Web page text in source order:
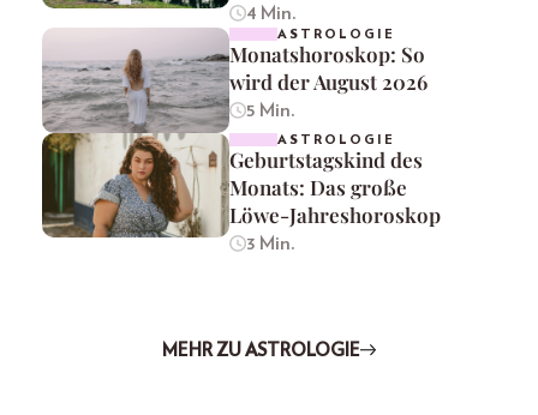
4 Min.
ASTROLOGIE
Monatshoroskop: So
wird der August 2026
5 Min.
ASTROLOGIE
Geburtstagskind des
Monats: Das große
Löwe-Jahreshoroskop
3 Min.
MEHR ZU ASTROLOGIE